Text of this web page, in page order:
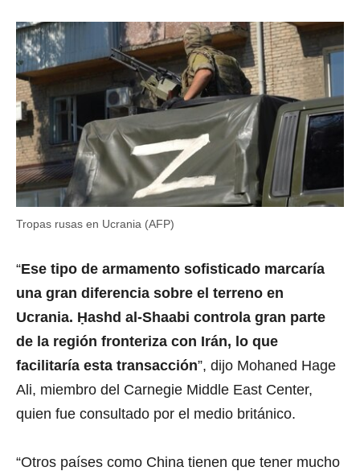
Tropas rusas en Ucrania (AFP)
“Ese tipo de armamento sofisticado marcaría
una gran diferencia sobre el terreno en
Ucrania. Ḥashd al-Shaabi controla gran parte
de la región fronteriza con Irán, lo que
facilitaría esta transacción”, dijo Mohaned Hage
Ali, miembro del Carnegie Middle East Center,
quien fue consultado por el medio británico.
“Otros países como China tienen que tener mucho